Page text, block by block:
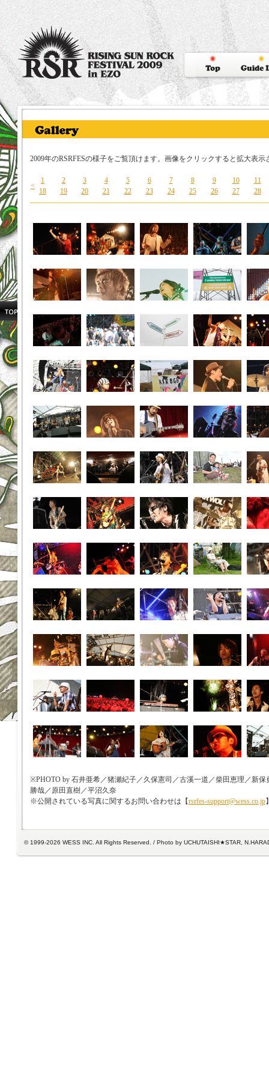
2009年のRSRFESの様子をご覧頂けます。画像をクリックすると拡大表示
<
1 2 3 4 5 6 7 8 9 10
11
18
19 20 21 22 23 24 25 26 27 28
※PHOTO by 石井亜希／猪瀬紀子／久保憲司／古溪一道／柴田恵理／新
勝哉／原田直樹／平沼久奈
※公開されている写真に関するお問い合わせは【rsrfes-support@wess.co.jp
© 1999-2026 WESS INC. All Rights Reserved. / Photo by UCHUTAISHI★STAR,